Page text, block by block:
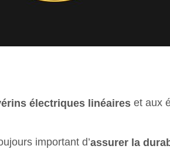
électriques linéaires et aux
important d’assurer la